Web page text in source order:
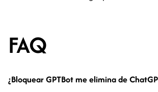
FAQ
¿Bloquear GPTBot me elimina de